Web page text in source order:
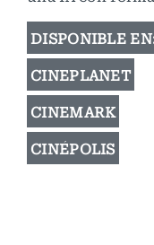
DISPONIBLE
CINEPLANET
CINEMARK
CINÉPOLIS